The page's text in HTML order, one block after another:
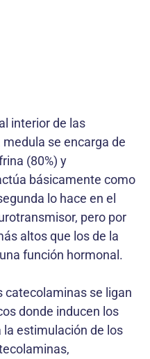
interior de las
medula se encarga de
(80%) y
básicamente como
lo hace en el
pero por
altos que los de la
función hormonal.
catecolaminas se ligan
donde inducen los
estimulación de los